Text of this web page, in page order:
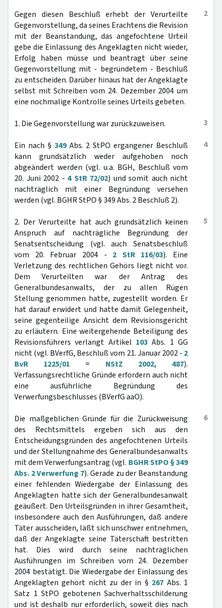
2
Gegen diesen Beschluß erhebt der Verurteilte
Gegenvorstellung, da seines Erachtens die Revision
mit der Beanstandung, das angefochtene Urteil
gebe die Einlassung des Angeklagten nicht wieder,
Erfolg haben müsse und beantragt über seine
Gegenvorstellung mit - begründetem - Beschluß
zu entscheiden. Darüber hinaus hat der Angeklagte
selbst mit Schreiben vom 24. Dezember 2004 um
eine nochmalige Kontrolle seines Urteils gebeten.
3
1. Die Gegenvorstellung war zurückzuweisen.
4
Ein nach § 349Abs. 2 StPO ergangener Beschluß
kann grundsätzlich weder aufgehoben noch
abgeändert werden (vgl. u.a. BGH, Beschluß vom
20. Juni 2002 - 4 StR 72/02) und somit auch nicht
nachträglich mit einer Begründung versehen
werden (vgl. BGHR StPO § 349 Abs. 2 Beschluß 2).
5
2. Der Verurteilte hat auch grundsätzlich keinen
Anspruch auf nachträgliche Begründung der
Senatsentscheidung (vgl. auch Senatsbeschluß
vom 20. Februar 2004 - 2 StR 116/03). Eine
Verletzung des rechtlichen Gehörs liegt nicht vor.
Dem Verurteilten war der Antrag des
Generalbundesanwalts, der zu allen Rügen
Stellung genommen hatte, zugestellt worden. Er
hat darauf erwidert und hatte damit Gelegenheit,
seine gegenteilige Ansicht dem Revisionsgericht
zu erläutern. Eine weitergehende Beteiligung des
Revisionsführers verlangt Artikel 103 Abs. 1 GG
nicht (vgl. BVerfG, Beschluß vom 21. Januar 2002 - 2
BvR 1225/01 = NStZ 2002, 487).
Verfassungsrechtliche Gründe erfordern auch nicht
eine ausführliche Begründung des
Verwerfungsbeschlusses (BVerfG aaO).
6
Die maßgeblichen Gründe für die Zurückweisung
des Rechtsmittels ergeben sich aus den
Entscheidungsgründen des angefochtenen Urteils
und der Stellungnahme des Generalbundesanwalts
mit dem Verwerfungsantrag (vgl. BGHR StPO § 349
Abs. 2 Verwerfung 7). Gerade zu der Beanstandung
einer fehlenden Wiedergabe der Einlassung des
Angeklagten hatte sich der Generalbundesanwalt
geäußert. Den Urteilsgründen in ihrer Gesamtheit,
insbesondere auch den Ausführungen, daß andere
Täter ausscheiden, läßt sich unschwer entnehmen,
daß der Angeklagte seine Täterschaft bestritten
hat. Dies wird durch seine nachträglichen
Ausführungen im Schreiben vom 24. Dezember
2004 bestätigt. Die Wiedergabe der Einlassung des
Angeklagten gehört nicht zu der in § 267 Abs. 1
Satz 1 StPO gebotenen Sachverhaltsschilderung
und ist deshalb nur erforderlich, soweit dies nach